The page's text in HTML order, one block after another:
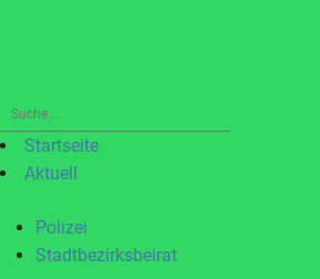
Suche
nach:Startseite
Aktuell
Polizei
Stadtbezirksbeirat